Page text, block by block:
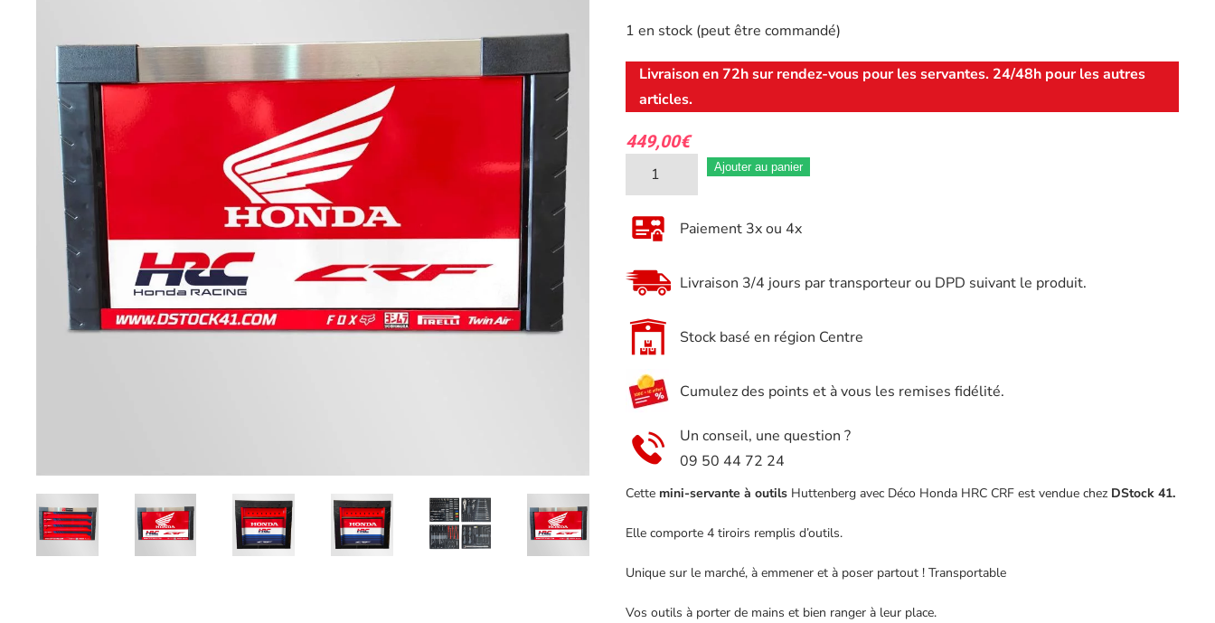
1 en stock (peut être commandé)
Livraison en 72h sur rendez-vous pour les servantes. 24/48h pour les autres
articles.
449,00€
quantité
de
Mini
servante
d'atelier
portable
Huttenberg
Déco
HRC
4
tiroirs
remplis
Ajouter au panier
Paiement 3x ou 4x
Livraison 3/4 jours par transporteur ou DPD suivant le produit.
Stock basé en région Centre
Cumulez des points et à vous les remises fidélité.
Un conseil, une question ?
09 50 44 72 24
Cette mini-servante à outils Huttenberg avec Déco Honda HRC CRF est vendue chez DStock 41.
Elle comporte 4 tiroirs remplis d’outils.
Unique sur le marché, à emmener et à poser partout ! Transportable
Vos outils à porter de mains et bien ranger à leur place.